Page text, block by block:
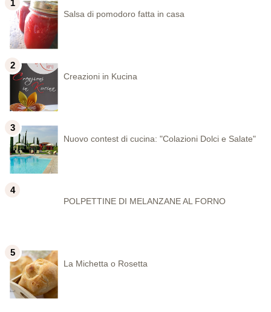
Salsa di pomodoro fatta in casa
Creazioni in Kucina
Nuovo contest di cucina: "Colazioni Dolci e Salate"
POLPETTINE DI MELANZANE AL FORNO
La Michetta o Rosetta